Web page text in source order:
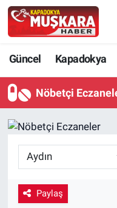
Güncel Kapadokya
Nöbetçi
Paylaş
Güncel
SEÇİM
Ekonomi
Kapadokya
Nevşehir Hava
Nevşehir Trafik
Tüm Manşetler
Son Dakika